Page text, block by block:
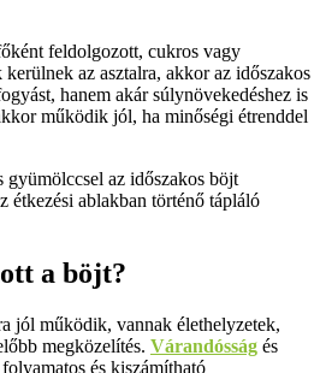
feldolgozott, cukros vagy
kerülnek az asztalra, akkor az időszakos
hanem akár súlynövekedéshez is
működik jól, ha minőségi étrenddel
a böjt?
jól működik, vannak élethelyzetek,
megközelítés. Várandósság és
és kiszámítható